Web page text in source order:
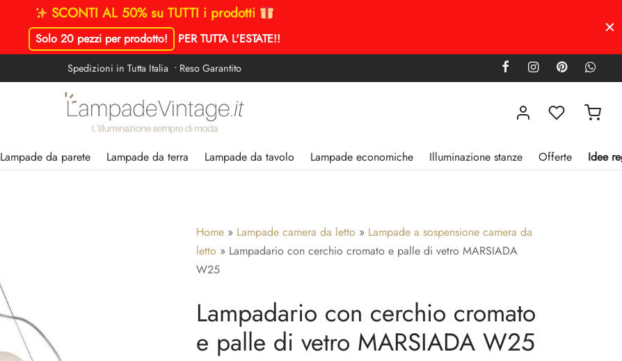
SCONTI AL 50% su TUTTI i prodotti
Solo 20 pezzi per prodotto! PER TUTTA L'ESTATE!!
Spedizioni in Tutta Italia • Reso Garantito
Lampade da parete Lampade da terra Lampade da tavolo Lampade economiche Illuminazione stanze Offerte Idee
Home » Lampade camera da letto » Lampade a sospensione camera da
letto » Lampadario con cerchio cromato e palle di vetro MARSIADA
W25
Lampadario con cerchio cromato
e palle di vetro MARSIADA W25